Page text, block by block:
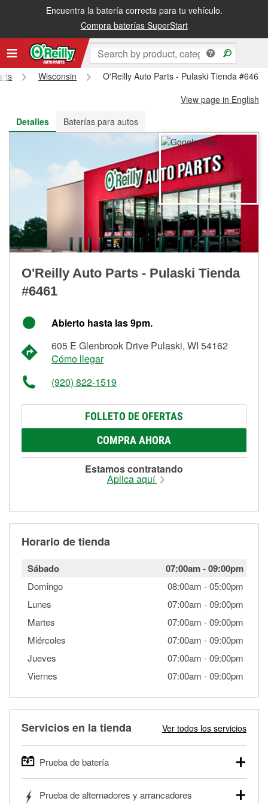
Encuentra la batería correcta para tu vehículo.
Compra baterías SuperStart
Recibe tu orden gratis al día siguiente o recógela en la tienda
Wisconsin
O'Reilly Auto Parts - Pulaski Tienda #6461
View page in English
Detalles
Baterías para autos
O'Reilly Auto Parts - Pulaski Tienda
#6461
Abierto hasta las 9pm.
605 E Glenbrook Drive Pulaski, WI 54162
Cómo llegar
(920) 822-1519
FOLLETO DE OFERTAS
COMPRA AHORA
Estamos contratando
Aplica aquí
Horario de tienda
Sábado 07:00am-09:00pm
Domingo 08:00am -05:00pm
Lunes
07:00am -09:00pm
Martes
07:00am -09:00pm
Miércoles
07:00am -09:00pm
Jueves
07:00am -09:00pm
Viernes
07:00am -09:00pm
Servicios en la tienda Ver todos los servicios
Prueba de batería
autos, camionetas, SUVs, vehículos comerciales y
Prueba de alternadores y arrancadores